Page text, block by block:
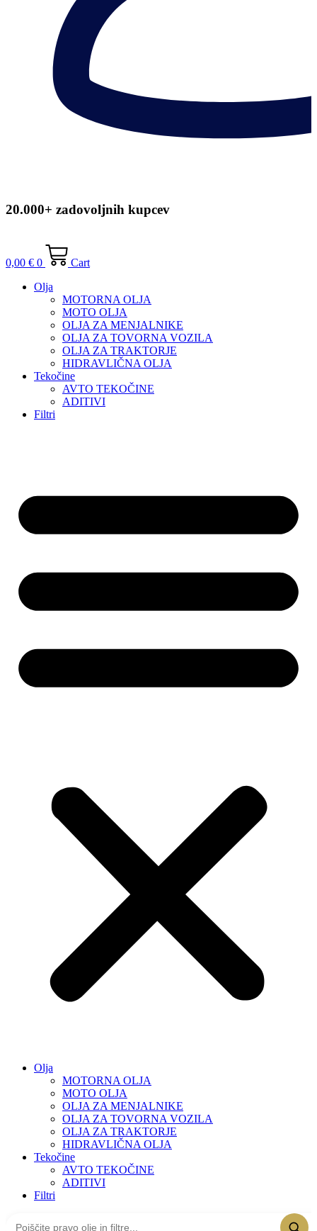
20.000+ zadovoljnih kupcev
0,00 € 0
Cart
Olja
MOTORNA OLJA
MOTO OLJA
OLJA ZA MENJALNIKE
OLJA ZA TOVORNA VOZILA
OLJA ZA TRAKTORJE
HIDRAVLIČNA OLJA
Tekočine
AVTO TEKOČINE
ADITIVI
Filtri
Olja
MOTORNA OLJA
MOTO OLJA
OLJA ZA MENJALNIKE
OLJA ZA TOVORNA VOZILA
OLJA ZA TRAKTORJE
HIDRAVLIČNA OLJA
Tekočine
AVTO TEKOČINE
ADITIVI
Filtri